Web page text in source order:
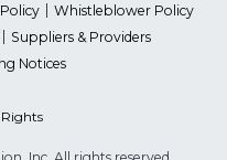
Whistleblower Policy
Suppliers & Providers
Notices